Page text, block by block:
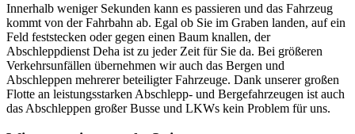
Innerhalb weniger Sekunden kann es passieren und das Fahrzeug
kommt von der Fahrbahn ab. Egal ob Sie im Graben landen, auf ein
Feld feststecken oder gegen einen Baum knallen, der
Abschleppdienst Deha ist zu jeder Zeit für Sie da. Bei größeren
Verkehrsunfällen übernehmen wir auch das Bergen und
Abschleppen mehrerer beteiligter Fahrzeuge. Dank unserer großen
Flotte an leistungsstarken Abschlepp- und Bergefahrzeugen ist auch
das Abschleppen großer Busse und LKWs kein Problem für uns.